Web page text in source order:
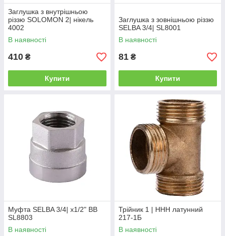
Заглушка з внутрішньою
різзю SOLOMON 2| нікель
4002
В наявності
410 ₴
Купити
Заглушка з зовнішньою різзю
SELBA 3/4| SL8001
В наявності
81 ₴
Купити
Муфта SELBA 3/4| х1/2" ВВ
SL8803
В наявності
Трійник 1 | ННН латунний
217-1Б
В наявності